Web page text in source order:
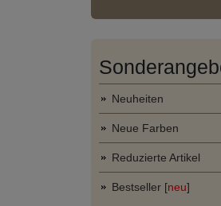
Neuheiten
Neue Farben
Reduzierte Artikel
Bestseller [neu]